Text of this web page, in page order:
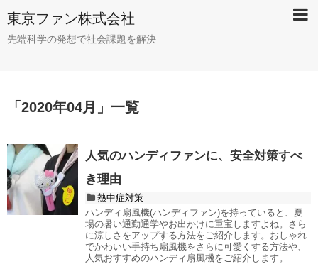
東京ファン株式会社
先端科学の発想で社会課題を解決
「 2020年04月 」 一覧
人気のハンディファンに、安全対策すべ
き理由
熱中症対策
ハンディ扇風機(ハンディファン)を持っていると、夏
場の暑い通勤通学やお出かけに重宝しますよね。さら
に涼しさをアップする方法をご紹介します。おしゃれ
でかわいい手持ち扇風機をさらに可愛くする方法や、
人気おすすめのハンディ扇風機をご紹介します。